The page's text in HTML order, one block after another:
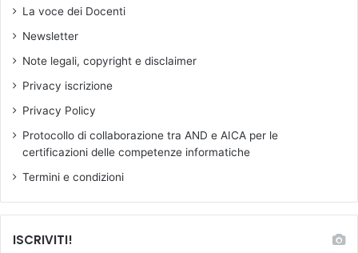
e
s
o
t
e
n
a
a
t
s
u
o
m
La voce dei Docenti
Newsletter
Note legali, copyright e disclaimer
Privacy iscrizione
Privacy Policy
Protocollo di collaborazione tra AND e AICA per le
certificazioni delle competenze informatiche
Termini e condizioni
ISCRIVITI!